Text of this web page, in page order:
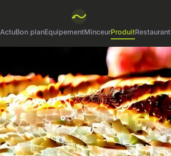
ActuBon planEquipementMinceurProduit